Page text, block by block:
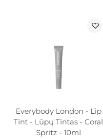
Everybody London - Lip
Tint - Lūpų Tintas - Coral
Spritz - 10ml